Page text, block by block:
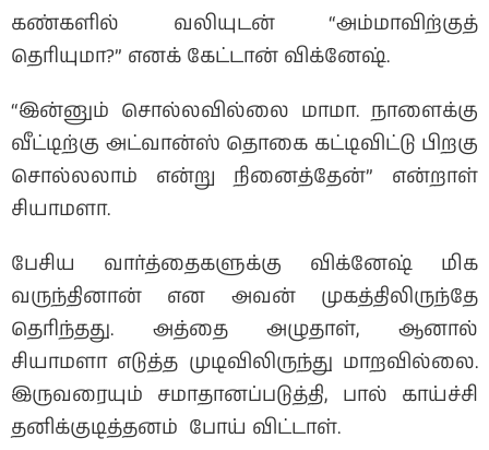
கண்களில் வலியுடன் “அம்மாவிற்குத்
தெரியுமா?” எனக் கேட்டான் விக்னேஷ்.
“இன்னும் சொல்லவில்லை மாமா. நாளைக்கு
வீட்டிற்கு அட்வான்ஸ் தொகை கட்டிவிட்டு பிறகு
சொல்லலாம் என்று நினைத்தேன்” என்றாள்
சியாமளா.
பேசிய வார்த்தைகளுக்கு விக்னேஷ் மிக
வருந்தினான் என அவன் முகத்திலிருந்தே
தெரிந்தது. அத்தை அழுதாள், ஆனால்
சியாமளா எடுத்த முடிவிலிருந்து மாறவில்லை.
இருவரையும் சமாதானப்படுத்தி, பால் காய்ச்சி
தனிக்குடித்தனம் போய் விட்டாள்.